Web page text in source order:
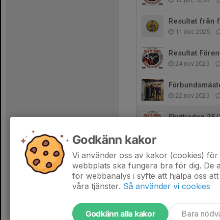
Resultat från
11 dec 2025
Resultat
24 nov 2025
22 nov 2025
Skyttiaden
3 nov 2025
Godkänn kakor
Vi använder oss av kakor (cookies)
webbplats ska fungera bra för dig. De
för webbanalys i syfte att hjälpa oss
våra tjänster. Så använder vi cookies
Godkänn alla kakor Bara